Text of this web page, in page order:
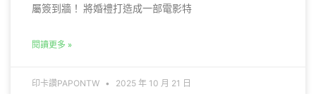
屬簽到牆！ 將婚禮打造成一部電影特
閱讀更多 »
印卡讚PAPONTW 2025 年 10 月 21 日